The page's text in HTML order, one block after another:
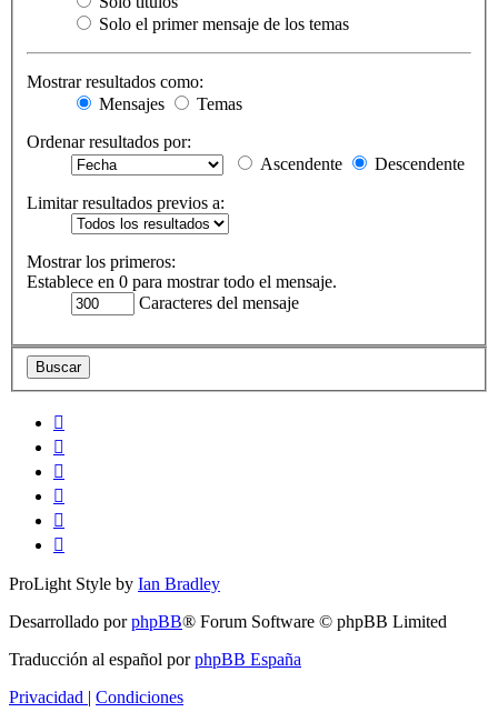
Solo el primer mensaje de los temas
Mostrar resultados como:
Mensajes
Temas
Ordenar resultados por:
Ascendente
Descendente
Limitar resultados previos a:
Mostrar los primeros:
Establece en 0 para mostrar todo el mensaje.
Caracteres del mensaje
ProLight Style by Ian Bradley
Desarrollado porphpBB® Forum Software © phpBB Limited
Traducción al español porphpBB España
Privacidad | Condiciones